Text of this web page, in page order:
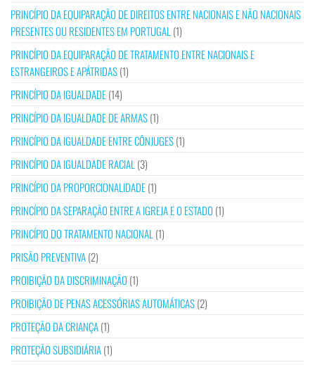
PRINCÍPIO DA EQUIPARAÇÃO DE DIREITOS ENTRE NACIONAIS E NÃO NACIONAIS
PRESENTES OU RESIDENTES EM PORTUGAL (1)
PRINCÍPIO DA EQUIPARAÇÃO DE TRATAMENTO ENTRE NACIONAIS E
ESTRANGEIROS E APÁTRIDAS(1)
PRINCÍPIO DA IGUALDADE(14)
PRINCÍPIO DA IGUALDADE DE ARMAS(1)
PRINCÍPIO DA IGUALDADE ENTRE CÔNJUGES(1)
PRINCÍPIO DA IGUALDADE RACIAL (3)
PRINCÍPIO DA PROPORCIONALIDADE(1)
PRINCÍPIO DA SEPARAÇÃO ENTRE A IGREJA E O ESTADO (1)
PRINCÍPIO DO TRATAMENTO NACIONAL (1)
PRISÃO PREVENTIVA(2)
PROIBIÇÃO DA DISCRIMINAÇÃO (1)
PROIBIÇÃO DE PENAS ACESSÓRIAS AUTOMÁTICAS(2)
PROTEÇÃO DA CRIANÇA(1)
PROTEÇÃO SUBSIDIÁRIA(1)